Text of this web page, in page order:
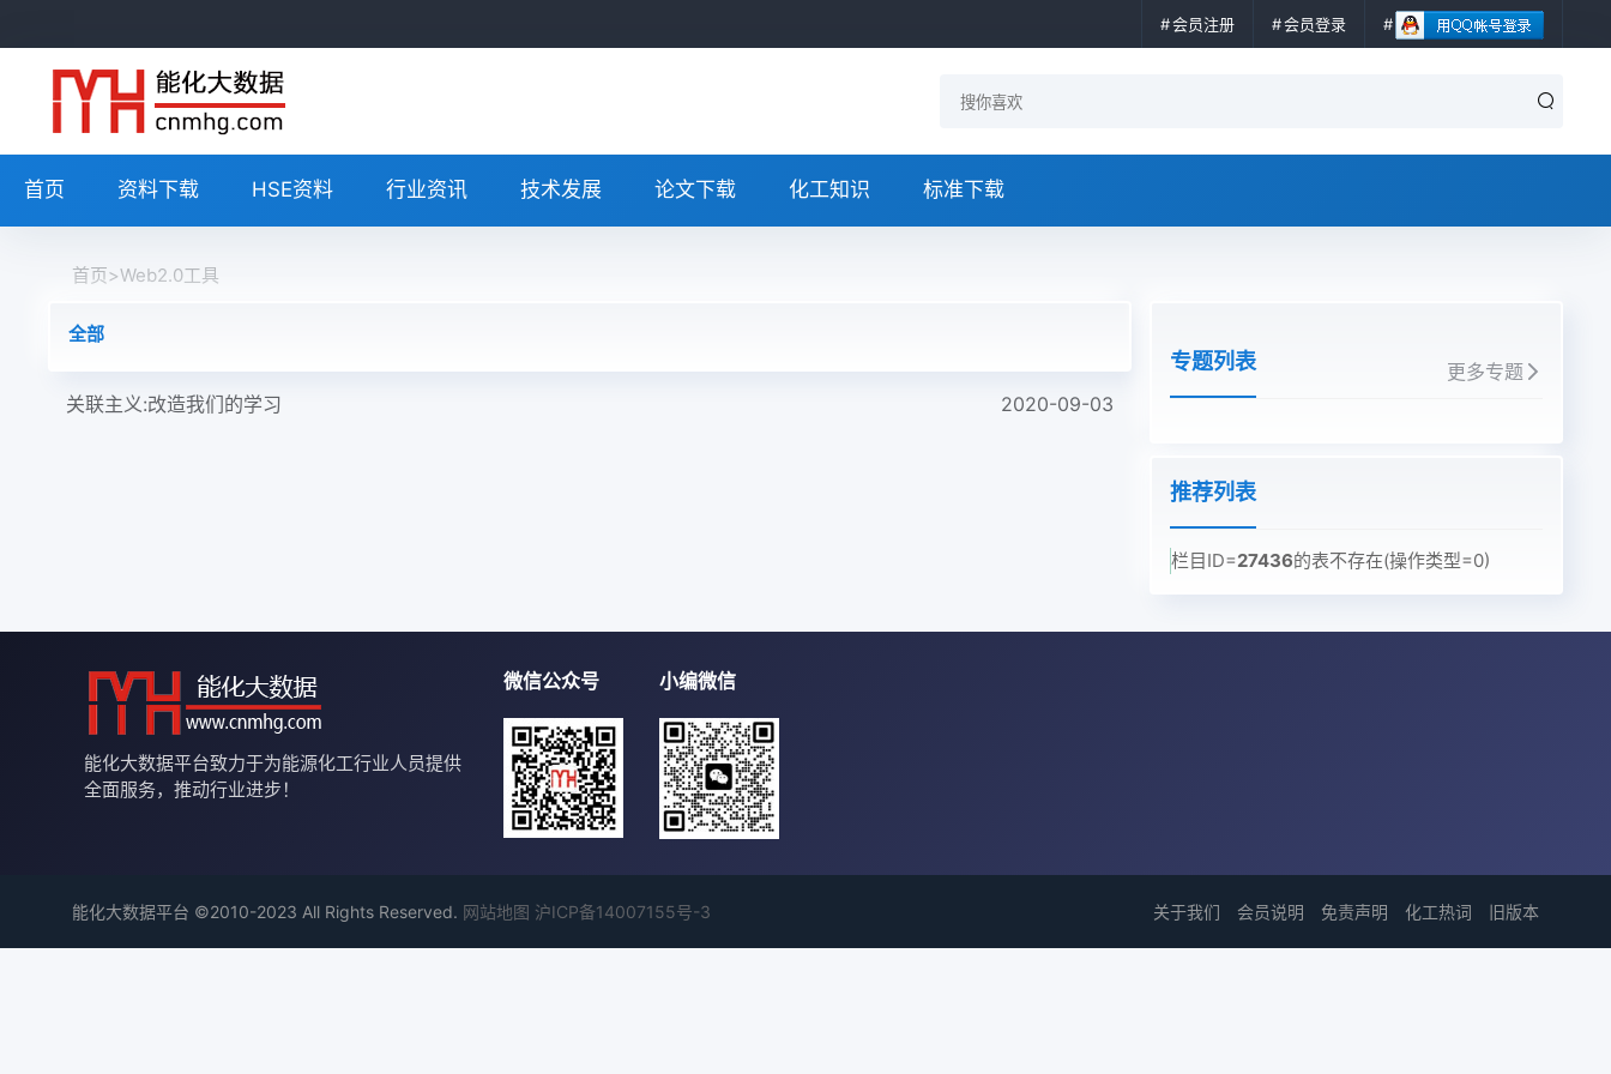
会员注册 会员登录
首页 资料下载 HSE资料 行业资讯 技术发展 论文下载 化工知识 标准下载
首页>Web2.0工具
全部
关联主义:改造我们的学习 2020-09-03
专题列表 更多专题
推荐列表
栏目ID=27436的表不存在(操作类型=0)
能化大数据平台致力于为能源化工行业人员提供
全面服务，推动行业进步！
微信公众号 小编微信
能化大数据平台 ©2010-2023 All Rights Reserved. 网站地图 沪ICP备14007155号-3 关于我们 会员说明 免责声明 化工热词 旧版本